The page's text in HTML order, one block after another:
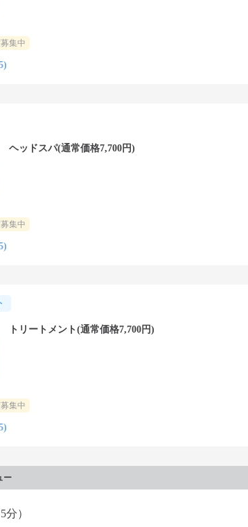
集中
ヘッドスパ(通常価格7,700円)
集中
トリートメント(通常価格7,700円)
集中
ー
）